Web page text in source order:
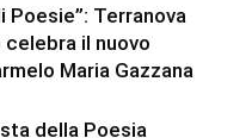
Poesie”: Terranova
celebra il nuovo
Maria Gazzana
della Poesia